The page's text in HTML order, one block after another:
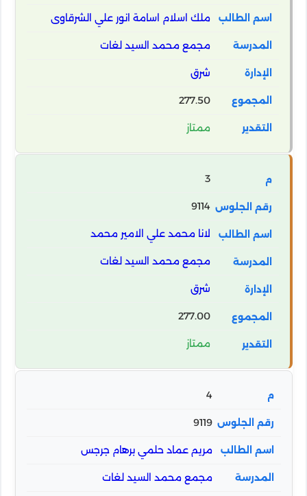
ملك اسلام اسامة انور علي الشرقاوى
مجمع محمد السيد لغات
شرق
277.50
ممتاز
3
9114
لانا محمد علي الامير محمد
مجمع محمد السيد لغات
شرق
277.00
ممتاز
4
9119
مريم عماد حلمي برهام جرجس
مجمع محمد السيد لغات